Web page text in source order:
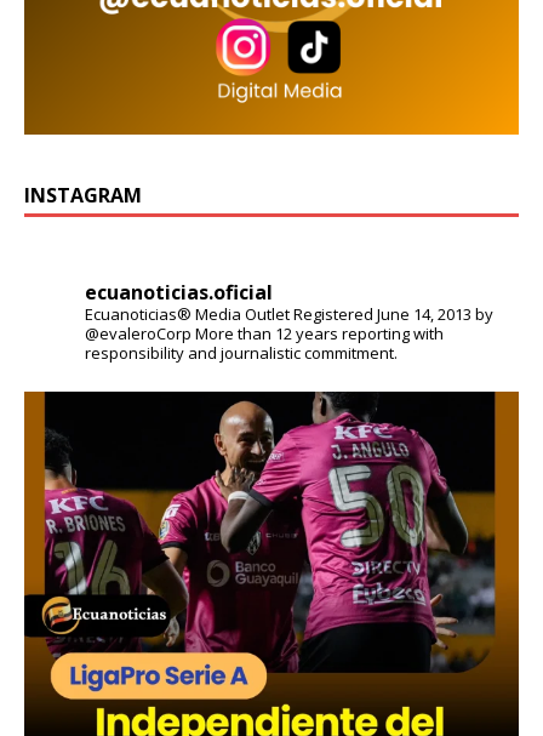
INSTAGRAM
ecuanoticias.oficial
Ecuanoticias® Media OutletRegistered June 14, 2013 by
@evaleroCorp More than 12 years reporting with
responsibility and journalistic commitment.